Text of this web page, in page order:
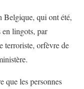
Belgique, qui ont été,
en lingots, par
terroriste, orfèvre de
que les personnes